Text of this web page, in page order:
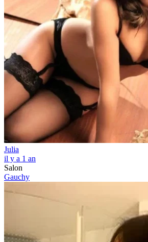
Julia
il y a 1 an
Salon
Gauchy